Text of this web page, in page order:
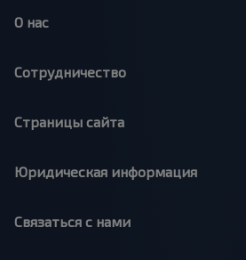
О нас
Сотрудничество
Страницы сайта
Юридическая информация
Связаться с нами